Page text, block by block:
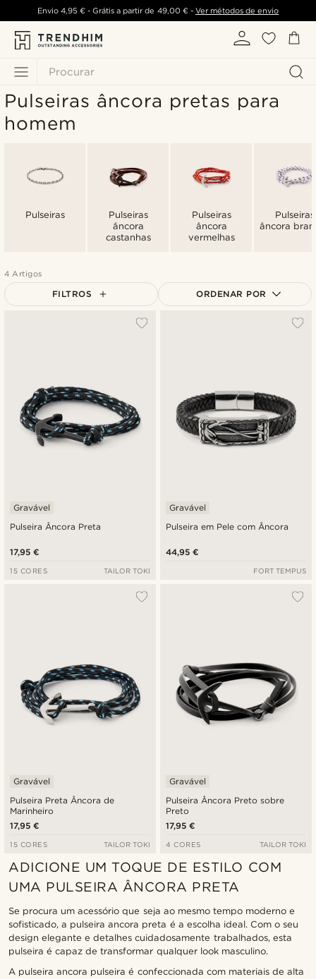
Procurar
Envio 4,95 €- Grátis a partir de 49,00 €- Ver métodos de envio
Pulseiras âncora pretas para
homem
Pulseiras
Pulseiras
âncora
castanhas
Pulseiras
âncora
vermelhas
Pulseiras
âncora
4 Artigos
FILTROS ORDENAR POR
Pulseira Âncora Preta
Gravável
17,95 €
15 CORES TAILOR TOKI
Pulseira em Pele com Âncora
Gravável
44,95 €
FORT TEMPUS
Pulseira Preta Âncora de
Marinheiro
Gravável
17,95 €
15 CORES TAILOR TOKI
Pulseira Âncora Preto sobre
Preto
Gravável
17,95 €
4 CORES TAILOR TOKI
ADICIONE UM TOQUE DE ESTILO COM
UMA PULSEIRA ÂNCORA PRETA
Se procura um acessório que seja ao mesmo tempo moderno e
sofisticado, a pulseira ancora preta é a escolha ideal. Com o seu
design elegante e detalhes cuidadosamente trabalhados, esta
pulseira é capaz de transformar qualquer look masculino.
A pulseira ancora pulseira é confeccionada com materiais de alta